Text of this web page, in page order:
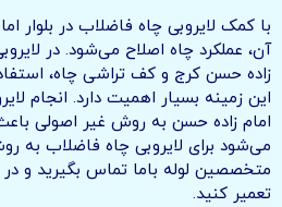
با کمک لایروبی چاه فاضلاب در بلوار
آن، عملکرد چاه اصلاح می‌شود. در
زاده حسن کرج و کف‌ تراشی چاه،
این زمینه بسیار اهمیت دارد. انجام
امام زاده حسن به روش غیر اصولی
می‌شود برای لایروبی چاه فاضلاب به
متخصصین لوله باما تماس بگیرید و
تعمیر کنید.